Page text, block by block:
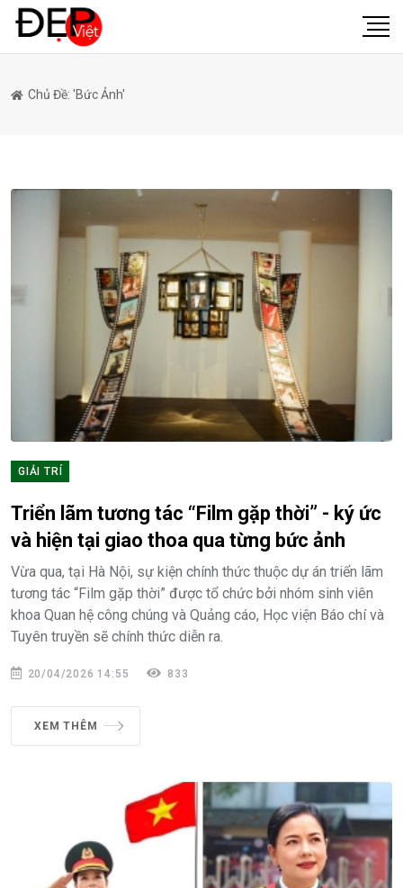
Chủ Đề: 'bức Ảnh'
GIẢI TRÍ
Triển lãm tương tác “Film gặp thời” - ký ức
và hiện tại giao thoa qua từng bức ảnh
Vừa qua, tại Hà Nội, sự kiện chính thức thuộc dự án triển lãm
tương tác “Film gặp thời” được tổ chức bởi nhóm sinh viên
khoa Quan hệ công chúng và Quảng cáo, Học viện Báo chí và
Tuyên truyền sẽ chính thức diễn ra.
20/04/2026 14:55 833
XEM THÊM